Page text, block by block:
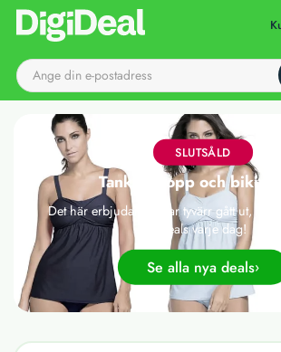
Till startsidan
SLUTSÅLD
Tankini: topp och
Det här erbjudandet har tyvärr gått ut,
deals varje dag!
Se alla nya deals